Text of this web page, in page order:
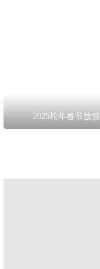
2025蛇年春节放